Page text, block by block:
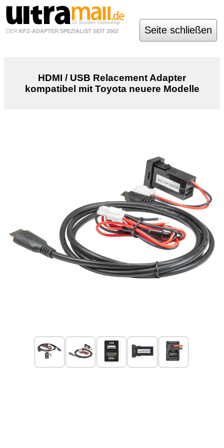
24 Stunden Onlineshop
DER KFZ-ADAPTER SPEZIALIST SEIT 2002 Seite schließen
HDMI / USB Relacement Adapter
kompatibel mit Toyota neuere Modelle